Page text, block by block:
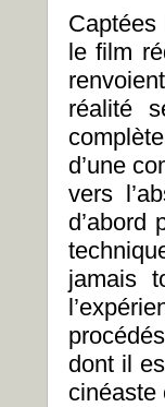
Captées
le film
réalité
d’une
vers
d’abord
jamais
dont il
cinéaste